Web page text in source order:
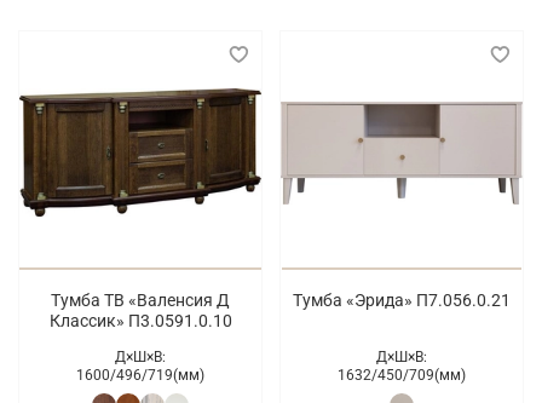
Тумба ТВ «Валенсия Д
Классик» П3.0591.0.10
Д×Ш×В:
1600/496/719(мм)
Тумба «Эрида» П7.056.0.21
Д×Ш×В:
1632/450/709(мм)